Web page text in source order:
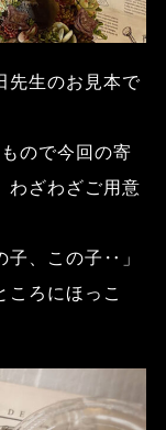
先生のお見本で
ので今回の寄
わざわざご用意
子、この子 ‥ 」
ころにほっこ